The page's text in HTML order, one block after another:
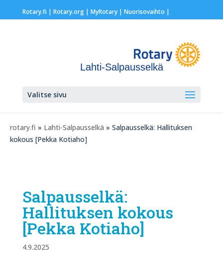
Rotary.fi | Rotary.org| MyRotary | Nuorisovaihto |
Lahti-Salpausselkä
Valitse sivu
rotary.fi » Lahti-Salpausselkä » Salpausselkä: Hallituksen
kokous [Pekka Kotiaho]
Salpausselkä:
Hallituksen kokous
[Pekka Kotiaho]
4.9.2025